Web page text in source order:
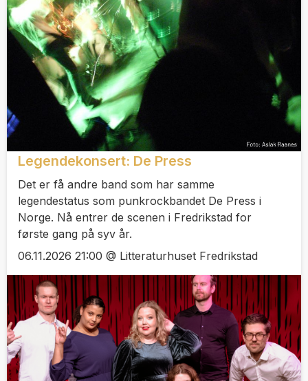
Legendekonsert: De Press
Det er få andre band som har samme
legendestatus som punkrockbandet De Press i
Norge. Nå entrer de scenen i Fredrikstad for
første gang på syv år.
06.11.2026 21:00 @ Litteraturhuset Fredrikstad